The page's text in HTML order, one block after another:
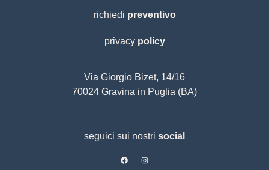
seguici sui nostri social
Via Giorgio Bizet, 14/16
70024 Gravina in Puglia (BA)
richiedi preventivo
privacy policy